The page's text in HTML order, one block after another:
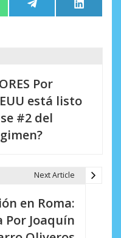
Compartir
en
Telegram
en
LinkedIn
Por
está listo
#2 del
Next Article
en Roma:
Por Joaquín